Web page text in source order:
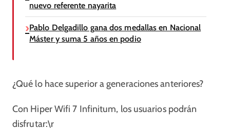
nuevo referente nayarita
Pablo Delgadillo gana dos medallas en Nacional
Máster y suma 5 años en podio
¿Qué lo hace superior a generaciones anteriores?
Con Hiper Wifi 7 Infinitum, los usuarios podrán
disfrutar:\r